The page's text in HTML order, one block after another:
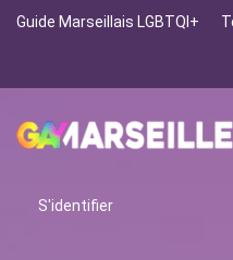
Guide Marseillais LGBTQI+
S'identifier